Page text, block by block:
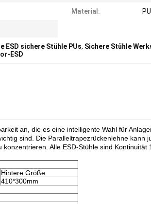
Material:
ESD sichere Stühle PUs, Sichere Stühle
ESD
an, die es eine intelligente Wahl für
sind. Die Paralleltrapezrückenlehne kann
Alle ESD-Stühle sind
Hintere Größe
410*300mm